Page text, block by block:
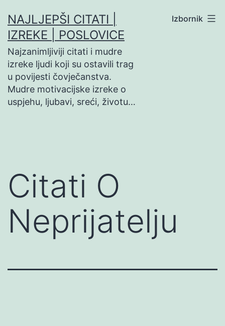
na
sadržaj
NAJLJEPŠI CITATI |
IZREKE | POSLOVICE
Najzanimljiviji citati i mudre
izreke ljudi koji su ostavili trag
u povijesti čovječanstva.
Mudre motivacijske izreke o
uspjehu, ljubavi, sreći, životu…
Izbornik
Citati O
Neprijatelju